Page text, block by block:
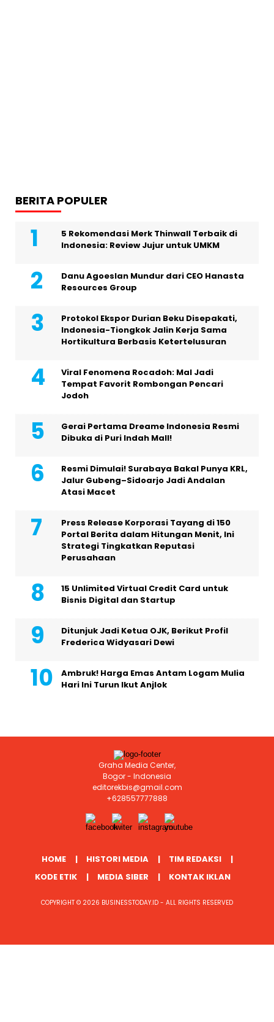
BERITA POPULER
5 Rekomendasi Merk Thinwall Terbaik di
Indonesia: Review Jujur untuk UMKM
Danu Agoeslan Mundur dari CEO Hanasta
Resources Group
Protokol Ekspor Durian Beku Disepakati,
Indonesia-Tiongkok Jalin Kerja Sama
Hortikultura Berbasis Ketertelusuran
Viral Fenomena Rocadoh: Mal Jadi
Tempat Favorit Rombongan Pencari
Jodoh
Gerai Pertama Dreame Indonesia Resmi
Dibuka di Puri Indah Mall!
Resmi Dimulai! Surabaya Bakal Punya KRL,
Jalur Gubeng–Sidoarjo Jadi Andalan
Atasi Macet
Press Release Korporasi Tayang di 150
Portal Berita dalam Hitungan Menit, Ini
Strategi Tingkatkan Reputasi
Perusahaan
15 Unlimited Virtual Credit Card untuk
Bisnis Digital dan Startup
Ditunjuk Jadi Ketua OJK, Berikut Profil
Frederica Widyasari Dewi
Ambruk! Harga Emas Antam Logam Mulia
Hari Ini Turun Ikut Anjlok
Graha Media Center,
Bogor - Indonesia
editorekbis@gmail.com
+628557777888
HOME HISTORI MEDIA
TIM REDAKSI
KODE ETIK
MEDIA SIBER KONTAK IKLAN
COPYRIGHT © 2026 BUSINESSTODAY.ID - ALL RIGHTS RESERVED